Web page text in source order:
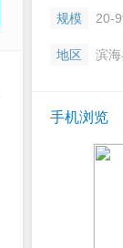
规模 20-
地区 滨
手机浏览